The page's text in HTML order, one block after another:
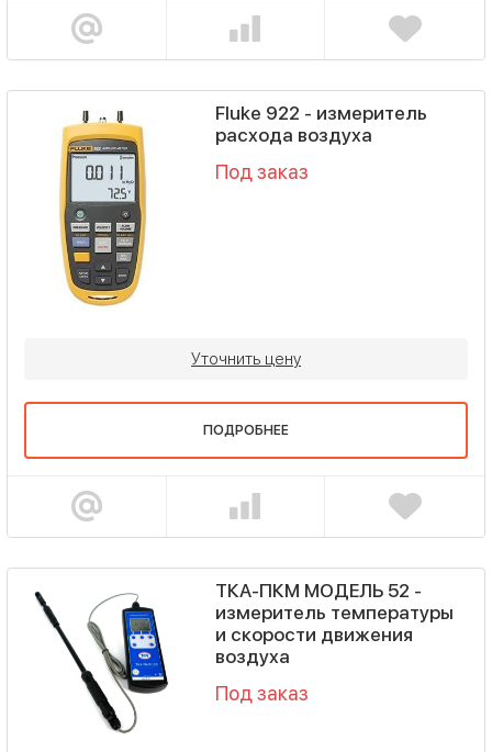
Fluke 922 - измеритель
расхода воздуха
Под заказ
Уточнить цену
ПОДРОБНЕЕ
ТКА-ПКМ МОДЕЛЬ 52 -
измеритель температуры
и скорости движения
воздуха
Под заказ